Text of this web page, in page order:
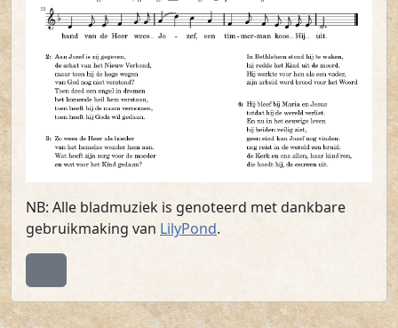
NB: Alle bladmuziek is genoteerd met dankbare
gebruikmaking van LilyPond.